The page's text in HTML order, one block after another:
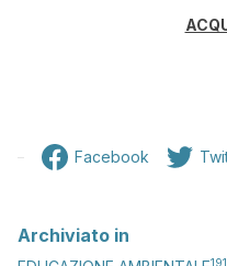
Facebook
Archiviato in
191